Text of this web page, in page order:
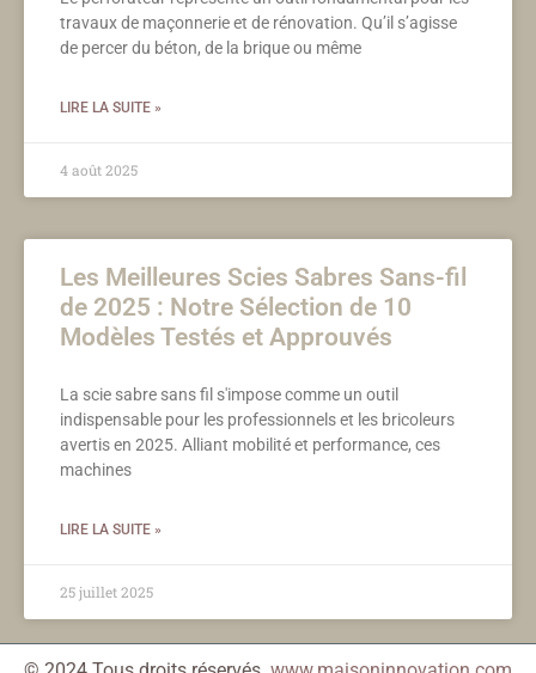
travaux de maçonnerie et de rénovation. Qu’il s’agisse
de percer du béton, de la brique ou même
LIRE LA SUITE »
4 août 2025
Les Meilleures Scies Sabres Sans-fil
de 2025 : Notre Sélection de 10
Modèles Testés et Approuvés
La scie sabre sans fil s'impose comme un outil
indispensable pour les professionnels et les bricoleurs
avertis en 2025. Alliant mobilité et performance, ces
machines
LIRE LA SUITE »
25 juillet 2025